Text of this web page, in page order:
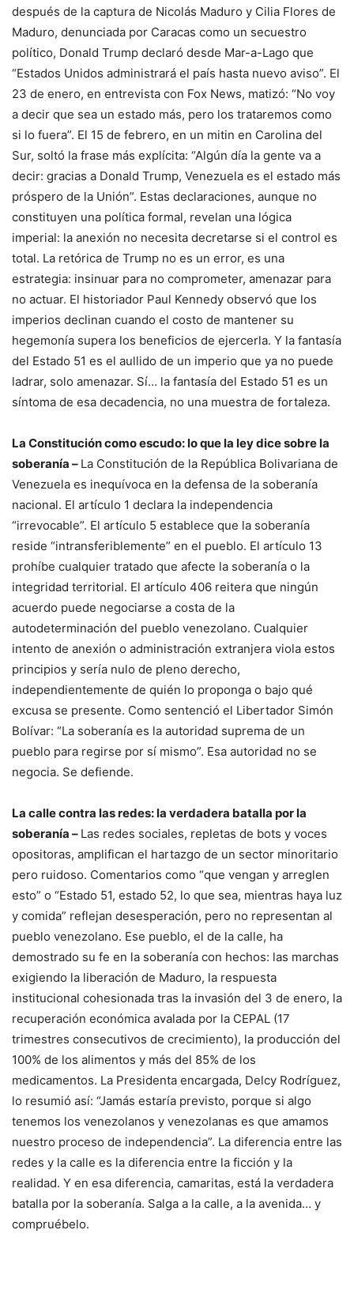
después de la captura de Nicolás Maduro y Cilia Flores de
Maduro, denunciada por Caracas como un secuestro
político, Donald Trump declaró desde Mar-a-Lago que
“Estados Unidos administrará el país hasta nuevo aviso”. El
23 de enero, en entrevista con Fox News, matizó: “No voy
a decir que sea un estado más, pero los trataremos como
si lo fuera”. El 15 de febrero, en un mitin en Carolina del
Sur, soltó la frase más explícita: “Algún día la gente va a
decir: gracias a Donald Trump, Venezuela es el estado más
próspero de la Unión”. Estas declaraciones, aunque no
constituyen una política formal, revelan una lógica
imperial: la anexión no necesita decretarse si el control es
total. La retórica de Trump no es un error, es una
estrategia: insinuar para no comprometer, amenazar para
no actuar. El historiador Paul Kennedy observó que los
imperios declinan cuando el costo de mantener su
hegemonía supera los beneficios de ejercerla. Y la fantasía
del Estado 51 es el aullido de un imperio que ya no puede
ladrar, solo amenazar. Sí… la fantasía del Estado 51 es un
síntoma de esa decadencia, no una muestra de fortaleza.
La Constitución como escudo: lo que la ley dice sobre la
soberanía – La Constitución de la República Bolivariana de
Venezuela es inequívoca en la defensa de la soberanía
nacional. El artículo 1 declara la independencia
“irrevocable”. El artículo 5 establece que la soberanía
reside “intransferiblemente” en el pueblo. El artículo 13
prohíbe cualquier tratado que afecte la soberanía o la
integridad territorial. El artículo 406 reitera que ningún
acuerdo puede negociarse a costa de la
autodeterminación del pueblo venezolano. Cualquier
intento de anexión o administración extranjera viola estos
principios y sería nulo de pleno derecho,
independientemente de quién lo proponga o bajo qué
excusa se presente. Como sentenció el Libertador Simón
Bolívar: “La soberanía es la autoridad suprema de un
pueblo para regirse por sí mismo”. Esa autoridad no se
negocia. Se defiende.
La calle contra las redes: la verdadera batalla por la
soberanía – Las redes sociales, repletas de bots y voces
opositoras, amplifican el hartazgo de un sector minoritario
pero ruidoso. Comentarios como “que vengan y arreglen
esto” o “Estado 51, estado 52, lo que sea, mientras haya luz
y comida” reflejan desesperación, pero no representan al
pueblo venezolano. Ese pueblo, el de la calle, ha
demostrado su fe en la soberanía con hechos: las marchas
exigiendo la liberación de Maduro, la respuesta
institucional cohesionada tras la invasión del 3 de enero, la
recuperación económica avalada por la CEPAL (17
trimestres consecutivos de crecimiento), la producción del
100% de los alimentos y más del 85% de los
medicamentos. La Presidenta encargada, Delcy Rodríguez,
lo resumió así: “Jamás estaría previsto, porque si algo
tenemos los venezolanos y venezolanas es que amamos
nuestro proceso de independencia”. La diferencia entre las
redes y la calle es la diferencia entre la ficción y la
realidad. Y en esa diferencia, camaritas, está la verdadera
batalla por la soberanía. Salga a la calle, a la avenida… y
compruébelo.